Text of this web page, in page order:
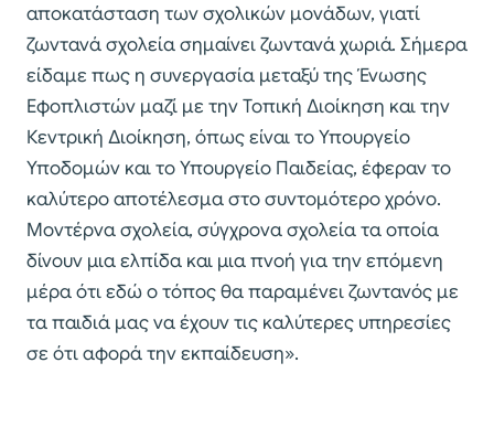
αποκατάσταση των σχολικών μονάδων, γιατί
ζωντανά σχολεία σημαίνει ζωντανά χωριά. Σήμερα
είδαμε πως η συνεργασία μεταξύ της Ένωσης
Εφοπλιστών μαζί με την Τοπική Διοίκηση και την
Κεντρική Διοίκηση, όπως είναι το Υπουργείο
Υποδομών και το Υπουργείο Παιδείας, έφεραν το
καλύτερο αποτέλεσμα στο συντομότερο χρόνο.
Μοντέρνα σχολεία, σύγχρονα σχολεία τα οποία
δίνουν μια ελπίδα και μια πνοή για την επόμενη
μέρα ότι εδώ ο τόπος θα παραμένει ζωντανός με
τα παιδιά μας να έχουν τις καλύτερες υπηρεσίες
σε ότι αφορά την εκπαίδευση».